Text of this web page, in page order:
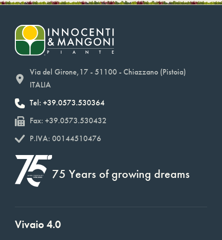
Via del Girone,17 - 51100 - Chiazzano (Pistoia)
ITALIA
Tel: +39.0573.530364
Fax: +39.0573.530432
P.IVA: 00144510476
75 Years of growing dreams
Vivaio 4.0